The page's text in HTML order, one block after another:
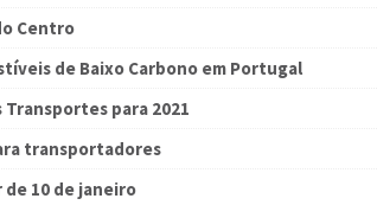
Centro
de Baixo Carbono em Portugal
para 2021
transportadores
de 10 de janeiro